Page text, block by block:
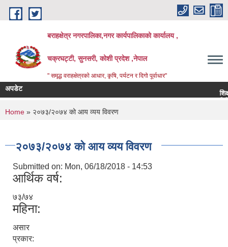
Skip to main content
बराहक्षेत्र नगरपालिका,नगर कार्यपालिकाको कार्यालय ,
चक्रघट्टी, सुनसरी, कोशी प्रदेश ,नेपाल
" समृद्ध वराहक्षेत्रकाे आधार, कृषि, पर्यटन र दिगो पूर्वाधार"
अपडेट
शिक्षक
You are here
Home » २०७३/२०७४ को आय व्यय विवरण
२०७३/२०७४ को आय व्यय विवरण
Submitted on: Mon, 06/18/2018 - 14:53
आर्थिक वर्ष:
७३/७४
महिना:
असार
प्रकार: